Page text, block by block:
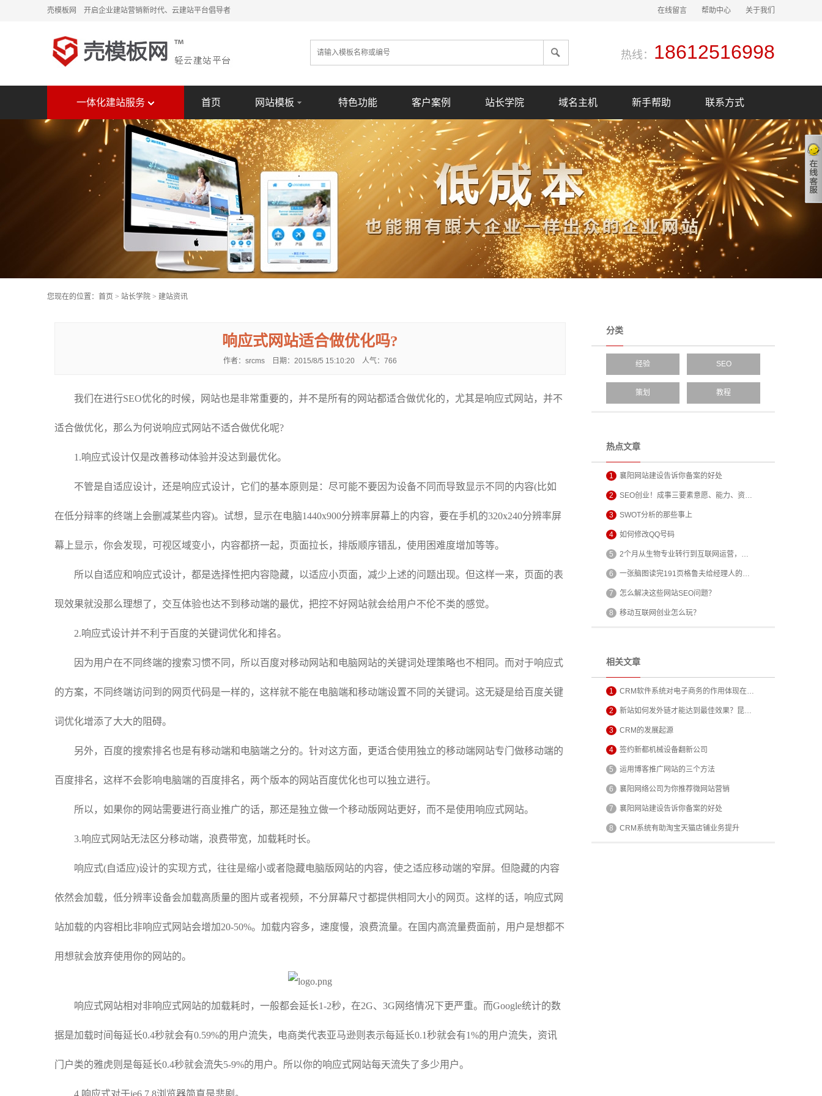
売模板网 开启企业建站营销新时代、云建站平台倡导者 在线留言 帮助中心 关于我们
热线： 18612516998
一体化建站服务 首页 网站模板 特色功能 客户案例 站长学院 域名主机 新手帮助 联系方式
您现在的位置： 首页 > 站长学院 > 建站资讯
响应式网站适合做优化吗?
作者：srcms 日期：2015/8/5 15:10:20 人气： 766
我们在进行SEO优化的时候，网站也是非常重要的，并不是所有的网站都适合做优化的，尤其是响应式网站，并不
适合做优化，那么为何说响应式网站不适合做优化呢?
1.响应式设计仅是改善移动体验并没达到最优化。
不管是自适应设计，还是响应式设计，它们的基本原则是：尽可能不要因为设备不同而导致显示不同的内容(比如
在低分辩率的终端上会删减某些内容)。试想，显示在电脑1440x900分辨率屏幕上的内容，要在手机的320x240分辨率屏
幕上显示，你会发现，可视区域变小，内容都挤一起，页面拉长，排版顺序错乱，使用困难度增加等等。
所以自适应和响应式设计，都是选择性把内容隐藏，以适应小页面，减少上述的问题出现。但这样一来，页面的表
现效果就没那么理想了，交互体验也达不到移动端的最优，把控不好网站就会给用户不伦不类的感觉。
2.响应式设计并不利于百度的关键词优化和排名。
因为用户在不同终端的搜索习惯不同，所以百度对移动网站和电脑网站的关键词处理策略也不相同。而对于响应式
的方案，不同终端访问到的网页代码是一样的，这样就不能在电脑端和移动端设置不同的关键词。这无疑是给百度关键
词优化增添了大大的阻碍。
另外，百度的搜索排名也是有移动端和电脑端之分的。针对这方面，更适合使用独立的移动端网站专门做移动端的
百度排名，这样不会影响电脑端的百度排名，两个版本的网站百度优化也可以独立进行。
所以，如果你的网站需要进行商业推广的话，那还是独立做一个移动版网站更好，而不是使用响应式网站。
3.响应式网站无法区分移动端，浪费带宽，加载耗时长。
响应式(自适应)设计的实现方式，往往是缩小或者隐藏电脑版网站的内容，使之适应移动端的窄屏。但隐藏的内容
依然会加载，低分辨率设备会加载高质量的图片或者视频，不分屏幕尺寸都提供相同大小的网页。这样的话，响应式网
站加载的内容相比非响应式网站会增加20-50%。加载内容多，速度慢，浪费流量。在国内高流量费面前，用户是想都不
用想就会放弃使用你的网站的。
响应式网站相对非响应式网站的加载耗时，一般都会延长1-2秒，在2G、3G网络情况下更严重。而Google统计的数
据是加载时间每延长0.4秒就会有0.59%的用户流失，电商类代表亚马逊则表示每延长0.1秒就会有1%的用户流失，资讯
门户类的雅虎则是每延长0.4秒就会流失5-9%的用户。所以你的响应式网站每天流失了多少用户。
4.响应式对于ie6,7,8浏览器简直是悲剧。
分类
经验 SEO
策划 教程
热点文章
1 襄阳网站建设告诉你备案的好处
2 SEO创业！成事三要素意愿、能力、资…
3 SWOT分析的那些事上
4 如何修改QQ号码
5 2个月从生物专业转行到互联网运营，…
6 一张脑图读完191页格鲁夫给经理人的…
7 怎么解决这些网站SEO问题？
8 移动互联网创业怎么玩？
相关文章
1 CRM软件系统对电子商务的作用体现在…
2 新站如何发外链才能达到最佳效果？昆…
3 CRM的发展起源
4 签约新都机械设备翻新公司
5 运用博客推广网站的三个方法
6 襄阳网络公司为你推荐微网站营销
7 襄阳网站建设告诉你备案的好处
8 CRM系统有助淘宝天猫店铺业务提升